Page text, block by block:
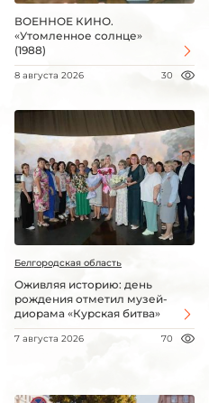
ВОЕННОЕ КИНО.
«Утомленное солнце»
(1988)
8 августа 2026 30
Белгородская область
Оживляя историю: день
рождения отметил музей-
диорама «Курская битва»
7 августа 2026 70